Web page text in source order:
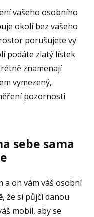
vašeho osobního
okolí bez vašeho
porušujete vy
podáte zlatý lístek
znamenají
vymezený,
pozornosti
sebe sama
a on vám váš osobní
, že si půjčí danou
mobil, aby se